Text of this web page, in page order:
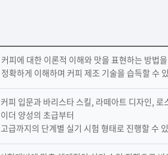
커피에 대한 이론적 이해와 맛을 표현하는 방법
정확하게 이해하며 커피 제조 기술을 습득할 수
커피 입문과 바리스타 스킬, 라떼아트 디자인,
이더 양성의 초급부터
고급까지의 단계별 실기 시험 형태로 진행할 수